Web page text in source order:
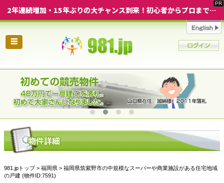
2年連続増加・15年ぶりの大チャンス到来！初心者からプロまで網羅する「競売不動産・超実践投資セミナー」♦神奈川県 横浜 in 神奈川
☰
981.jpトップ> 福岡県 > 福岡県筑紫野市の中規模なスーパーや商業施設がある住宅地域
の戸建 (物件ID:7591)